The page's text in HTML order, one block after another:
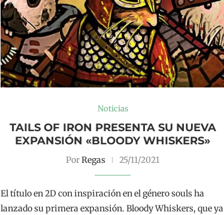
Noticias
TAILS OF IRON PRESENTA SU NUEVA
EXPANSIÓN «BLOODY WHISKERS»
PorRegas 25/11/2021
El título en 2D con inspiración en el género souls ha
lanzado su primera expansión. Bloody Whiskers, que ya